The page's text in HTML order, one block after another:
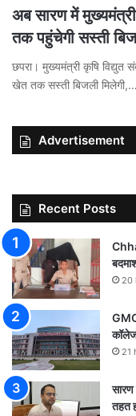
अब सारण में
तक पहुंचेगी सस्ती
छपरा। मुख्यमंत्री कृषि
खेत तक सस्ती बिजली मिलेगी,…
Advertisement
Recent Posts
20
21
सारण
तहत